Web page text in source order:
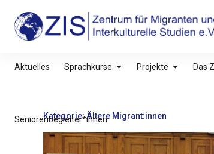
überspringen
ZIS – Zentrum für Migranten
Aktuelles Sprachkurse Projekte Das
Seniorenbegleiter*innen
Kategorie:Ältere Migrant:innen